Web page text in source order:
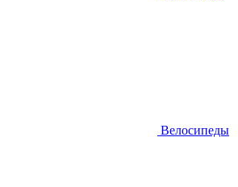
Велосипеды